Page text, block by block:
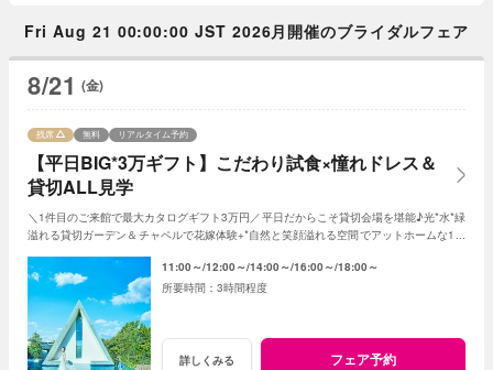
Fri Aug 21 00:00:00 JST 2026月開催のブライダルフェア
8/21 (金)
【平日BIG*3万ギフト】こだわり試食×憧れドレス＆
貸切ALL見学
残席 無料 リアルタイム予約
＼1件目のご来館で最大カタログギフト3万円／平日だからこそ貸切会場を堪能♪光*水*緑
溢れる貸切ガーデン＆チャペルで花嫁体験+*自然と笑顔溢れる空間でアットホームな1日
11:00～ 12:00～ 14:00～ 16:00～ 18:00～
3時間程度
詳しくみる フェア予約